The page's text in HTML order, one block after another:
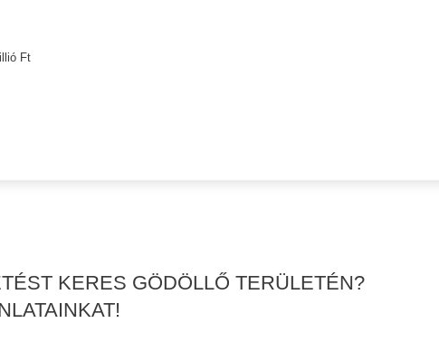
Ft
KERES GÖDÖLLŐ TERÜLETÉN?